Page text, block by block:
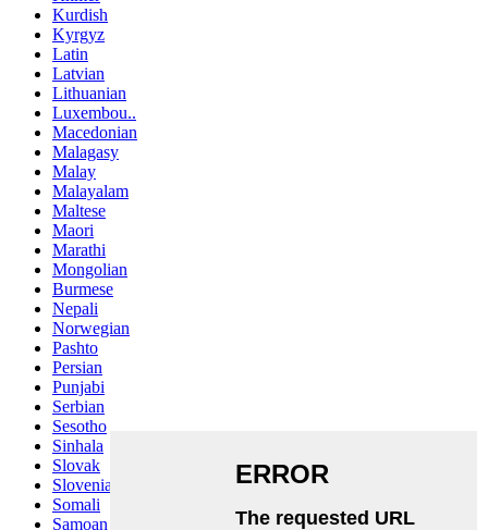
Kurdish
Kyrgyz
Latin
Latvian
Lithuanian
Luxembou..
Macedonian
Malagasy
Malay
Malayalam
Maltese
Maori
Marathi
Mongolian
Burmese
Nepali
Norwegian
Pashto
Persian
Punjabi
Serbian
Sesotho
Sinhala
Slovak
Slovenian
Somali
Samoan